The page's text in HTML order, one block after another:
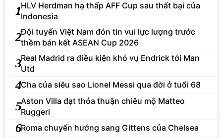
1HLV Herdman hạ thấp AFF Cup sau thất bại của
Indonesia
2Đội tuyển Việt Nam đón tin vui lực lượng trước
thềm bán kết ASEAN Cup 2026
3Real Madrid ra điều kiện khó vụ Endrick tới Man
Utd
4Cha của siêu sao Lionel Messi qua đời ở tuổi 68
5Aston Villa đạt thỏa thuận chiêu mộ Matteo
Ruggeri
6Roma chuyển hướng sang Gittens của Chelsea